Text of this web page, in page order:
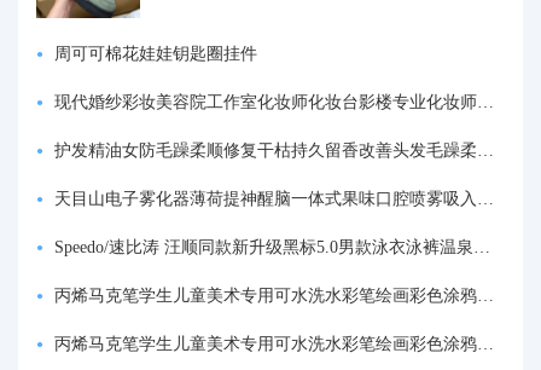
周可可棉花娃娃钥匙圈挂件
现代婚纱彩妆美容院工作室化妆师化妆台影楼专业化妆师专用梳妆台
护发精油女防毛躁柔顺修复干枯持久留香改善头发毛躁柔顺剂神器
天目山电子雾化器薄荷提神醒脑一体式果味口腔喷雾吸入式戒烟神器
Speedo/速比涛 汪顺同款新升级黑标5.0男款泳衣泳裤温泉游泳套装
丙烯马克笔学生儿童美术专用可水洗水彩笔绘画彩色涂鸦画笔不透色可叠色防水手绘diy丙烯颜料笔水性填色笔
丙烯马克笔学生儿童美术专用可水洗水彩笔绘画彩色涂鸦画笔不透色可叠色防水手绘diy丙烯颜料笔水性填色笔